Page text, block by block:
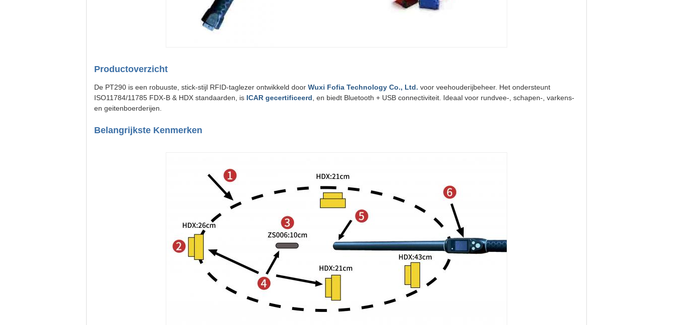
Productoverzicht
De PT290 is een robuuste, stick-stijl RFID-taglezer ontwikkeld door Wuxi Fofia Technology Co., Ltd. voor veehouderijbeheer. Het ondersteunt
ISO11784/11785 FDX-B & HDX standaarden, is ICAR gecertificeerd , en biedt Bluetooth + USB connectiviteit. Ideaal voor rundvee-, schapen-, varkens-
en geitenboerderijen.
Belangrijkste Kenmerken